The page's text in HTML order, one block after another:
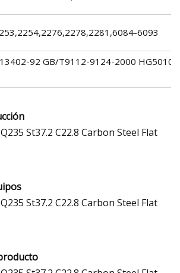
6093
92 GB/T9112-9124-2000 HG5010-